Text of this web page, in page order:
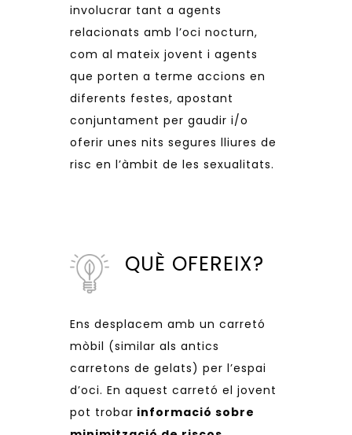
involucrar tant a agents
relacionats amb l’oci nocturn,
com al mateix jovent i agents
que porten a terme accions en
diferents festes, apostant
conjuntament per gaudir i/o
oferir unes nits segures lliures de
risc en l’àmbit de les sexualitats.
QUÈ OFEREIX?
Ens desplacem amb un carretó
mòbil (similar als antics
carretons de gelats) per l’espai
d’oci. En aquest carretó el jovent
pot trobar informació sobre